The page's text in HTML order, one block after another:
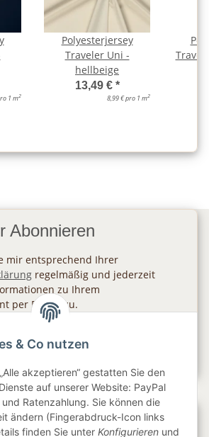
1 m2
Polyesterjersey
Traveler Uni -
hellbeige
13,49 € *
8,99 € pro 1 m2
Abonnieren
mir entsprechend Ihrer
regelmäßig und jederzeit
zu Ihrem
per E-Mail zu.
& Co nutzen
akzeptieren“ gestatten Sie den
auf unserer Website: PayPal
Ratenzahlung. Sie können die
ändern (Fingerabdruck-Icon links
finden Sie unter Konfigurieren und